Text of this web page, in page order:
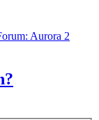
Aurora 2